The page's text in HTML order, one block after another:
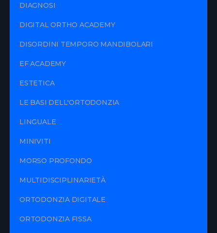
DIAGNOSI
DIGITAL ORTHO ACADEMY
DISORDINI TEMPORO MANDIBOLARI
EF ACADEMY
ESTETICA
LE BASI DELL'ORTODONZIA
LINGUALE
MINIVITI
MORSO PROFONDO
MULTIDISCIPLINARIETÀ
ORTODONZIA DIGITALE
ORTODONZIA FISSA